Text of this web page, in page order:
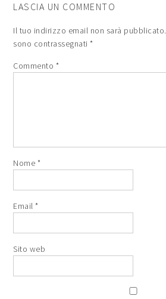
LASCIA UN COMMENTO
Il tuo indirizzo email non sarà pubblicato.
sono contrassegnati*
Commento *
Nome *
Email*
Sito web